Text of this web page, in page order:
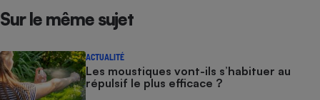
Sur le même sujet
ACTUALITÉ
Les moustiques vont-ils s’habituer au
répulsif le plus efficace ?